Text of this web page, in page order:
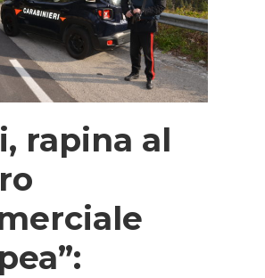
rapina al